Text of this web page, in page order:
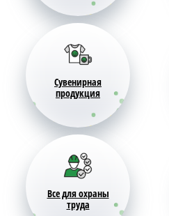
Сувенирная
продукция
Все для охраны
труда